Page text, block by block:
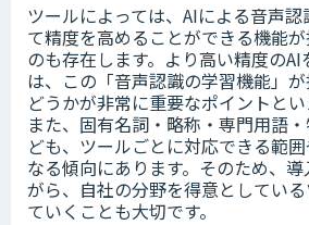
ツールによっては、AIによる音声
て精度を高めることができる機能
のも存在します。より高い精度の
は、この「音声認識の学習機能」
どうかが非常に重要なポイントとい
また、固有名詞・略称・専門用語
ども、ツールごとに対応できる範
なる傾向にあります。そのため、
がら、自社の分野を得意としてい
ていくことも大切です。